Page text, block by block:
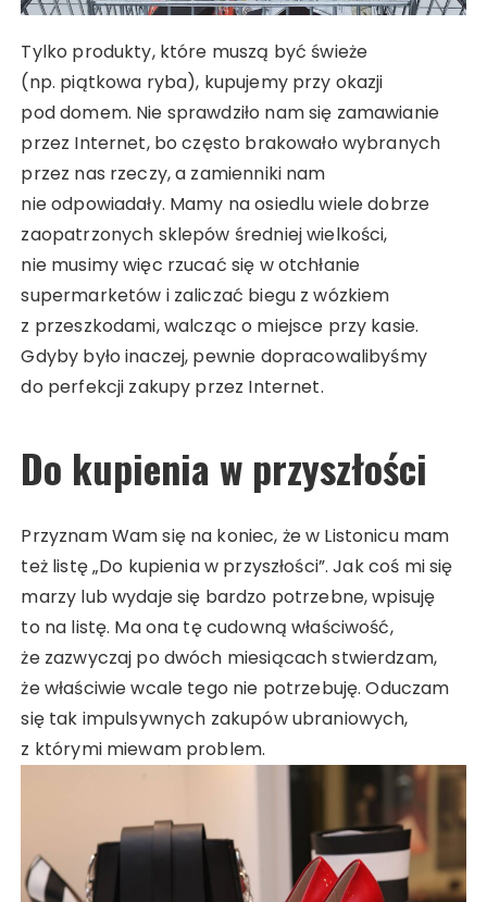
Tylko produkty, które muszą być świeże
(np. piątkowa ryba), kupujemy przy okazji
pod domem. Nie sprawdziło nam się zamawianie
przez Internet, bo często brakowało wybranych
przez nas rzeczy, a zamienniki nam
nie odpowiadały. Mamy na osiedlu wiele dobrze
zaopatrzonych sklepów średniej wielkości,
nie musimy więc rzucać się w otchłanie
supermarketów i zaliczać biegu z wózkiem
z przeszkodami, walcząc o miejsce przy kasie.
Gdyby było inaczej, pewnie dopracowalibyśmy
do perfekcji zakupy przez Internet.
Do kupienia w przyszłości
Przyznam Wam się na koniec, że w Listonicu mam
też listę „Do kupienia w przyszłości”. Jak coś mi się
marzy lub wydaje się bardzo potrzebne, wpisuję
to na listę. Ma ona tę cudowną właściwość,
że zazwyczaj po dwóch miesiącach stwierdzam,
że właściwie wcale tego nie potrzebuję. Oduczam
się tak impulsywnych zakupów ubraniowych,
z którymi miewam problem.